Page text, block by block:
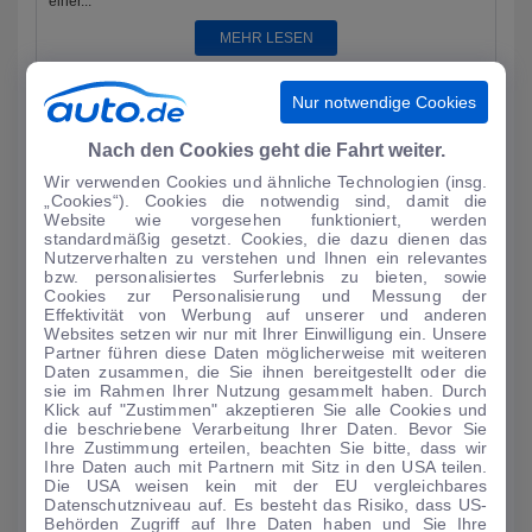
MEHR LESEN
AUTO-MEDIENPORTAL: Genf 2024: Dacia mit drei
Premieren
Als einer der wenigen Autohersteller ist Dacia in der kommenden
Woche auf dem Auto-Salon in Genf vertreten. Auf einem 900
Quadratmeter groß...
MEHR LESEN
Nur notwendige Cookies
Nach den Cookies geht die Fahrt weiter.
Wir verwenden Cookies und ähnliche Technologien (insg.
„Cookies“). Cookies die notwendig sind, damit die
Website wie vorgesehen funktioniert, werden
standardmäßig gesetzt. Cookies, die dazu dienen das
Nutzerverhalten zu verstehen und Ihnen ein relevantes
bzw. personalisiertes Surferlebnis zu bieten, sowie
Cookies zur Personalisierung und Messung der
Effektivität von Werbung auf unserer und anderen
Websites setzen wir nur mit Ihrer Einwilligung ein. Unsere
Partner führen diese Daten möglicherweise mit weiteren
Daten zusammen, die Sie ihnen bereitgestellt oder die
sie im Rahmen Ihrer Nutzung gesammelt haben. Durch
Klick auf "Zustimmen" akzeptieren Sie alle Cookies und
die beschriebene Verarbeitung Ihrer Daten. Bevor Sie
Ihre Zustimmung erteilen, beachten Sie bitte, dass wir
Ihre Daten auch mit Partnern mit Sitz in den USA teilen.
Die USA weisen kein mit der EU vergleichbares
Datenschutzniveau auf. Es besteht das Risiko, dass US-
Behörden Zugriff auf Ihre Daten haben und Sie Ihre